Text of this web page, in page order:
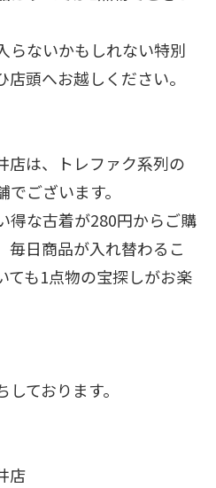
らないかもしれない特別
頭へお越しください。
店は、トレファク系列の
ございます。
得な古着が280円からご購
毎日商品が入れ替わるこ
ても1点物の宝探しがお楽
ております。
店